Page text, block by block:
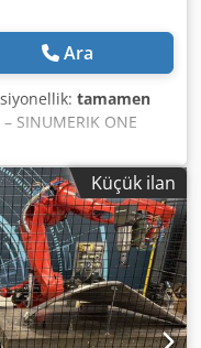
Ara
tamamen
SINUMERIK ONE
Siemens
edilen robotik bir
alanları
işlem • büyük
Dsdpfey D N Acjx
için robot için lineer
uyarlanmış
takım
Küçük ilan